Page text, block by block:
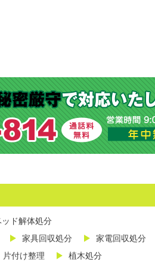
ッド解体処分
家具回収処分
家電回収処分
片付け整理
植木処分